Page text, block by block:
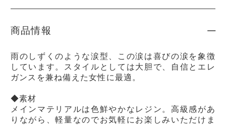
商品情報
雨のしずくのような涙型、この涙は喜びの涙を象徴
しています。スタイルとしては大胆で、自信とエレ
ガンスを兼ね備えた女性に最適。
◆素材
メインマテリアルは色鮮やかなレジン。高級感があ
りながら、軽量なのでお気軽にお楽しみいただけま